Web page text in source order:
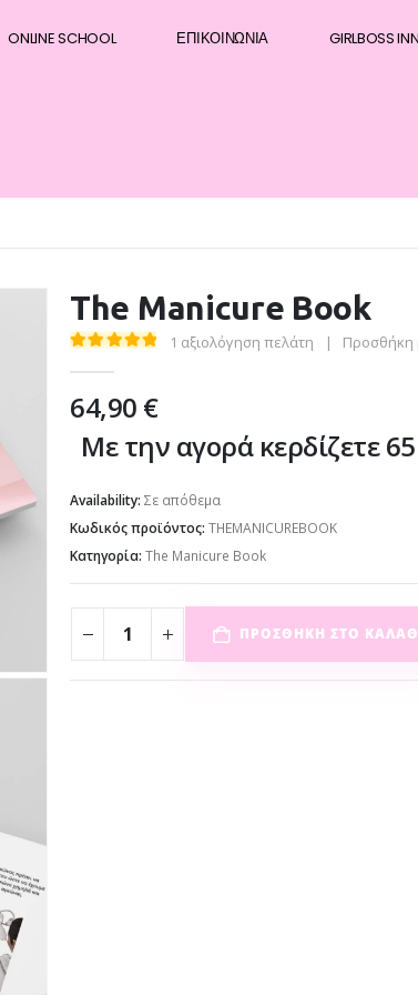
ONLINE SCHOOL ΕΠΙΚΟΙΝΩΝΊΑ GIRLBOSS
The Manicure Book
1 αξιολόγηση πελάτη | Προσθήκη
64,90 €
Με την αγορά κερδίζετε
Availability: Σε απόθεμα
Κωδικός προϊόντος: THEMANICUREBOOK
Κατηγορία: The Manicure Book
ΠΡΟΣΘΉΚΗ ΣΤΟ